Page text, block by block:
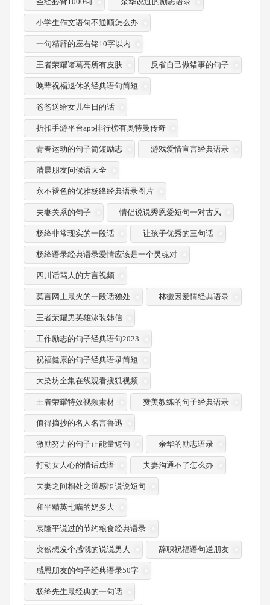
小学生作文语句不通顺怎么办
一句精辟的座右铭10字以内
王者荣耀诸葛亮所有皮肤 反省自己做错事的句子
晚辈祝福退休的经典语句简短
爸爸送给女儿生日的话
折扣手游平台app排行榜有奥特曼传奇
青春运动的句子简短励志 游戏爱情宣言经典语录
清晨朋友问候语大全
永不褪色的优雅杨绛经典语录图片
夫妻关系的句子 情侣说说秀恩爱短句一对古风
杨绛非常现实的一段话 让孩子优秀的三句话
杨绛语录经典语录爱情应该是一个灵魂对
四川话骂人的方言视频
莫言网上最火的一段话独处 林徽因爱情经典语录
王者荣耀男英雄泳装韩信
工作励志的句子经典语句2023
祝福健康的句子经典语录简短
大染坊全集在线观看搜狐视频
王者荣耀特效视频素材 赞美教练的句子经典语录
值得摘抄的名人名言鲁迅
激励努力的句子正能量短句 余华的励志语录
打动女人心的情话成语 夫妻沟通不了怎么办
夫妻之间相处之道感悟说说短句
和平精英七喵的奶多大
袁隆平说过的节约粮食经典语录
突然想发个感慨的说说男人 辞职祝福语句送朋友
感恩朋友的句子经典语录50字
杨绛先生最经典的一句话